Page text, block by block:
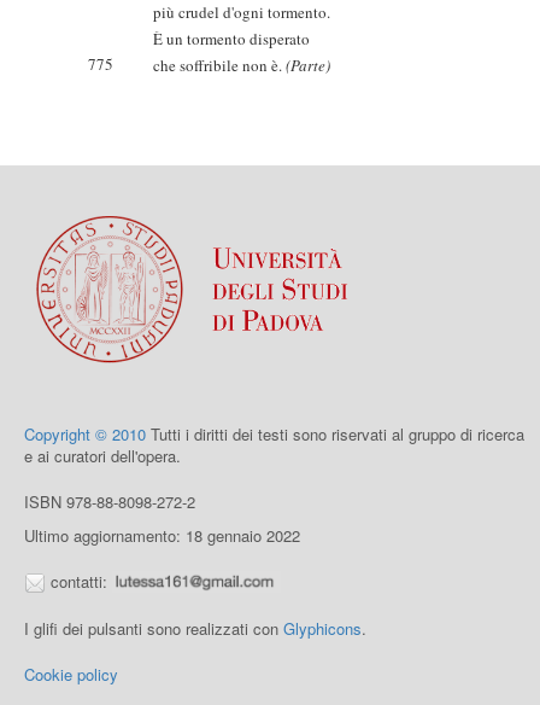
più crudel d'ogni tormento.
È un tormento disperato
775
che soffribile non è.(Parte)
Copyright © 2010 Tutti i diritti dei testi sono riservati al gruppo di ricerca
e ai curatori dell'opera.
ISBN 978-88-8098-272-2
Ultimo aggiornamento: 18 gennaio 2022
contatti:
I glifi dei pulsanti sono realizzati con Glyphicons.
Cookie policy